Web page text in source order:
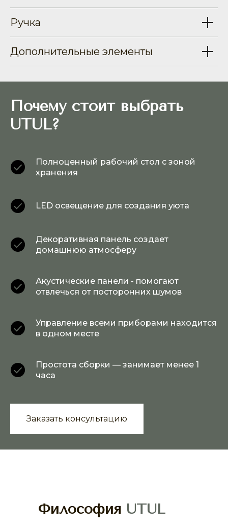
Ручка
Дополнительные элементы
Почему стоит выбрать
UTUL?
Полноценный рабочий стол с зоной
хранения
LED освещение для создания уюта
Декоративная панель создает
домашнюю атмосферу
Акустические панели - помогают
отвлечься от посторонних шумов
Управление всеми приборами находится
в одном месте
Простота сборки — занимает менее 1
часа
Заказать консультацию
Философия UTUL